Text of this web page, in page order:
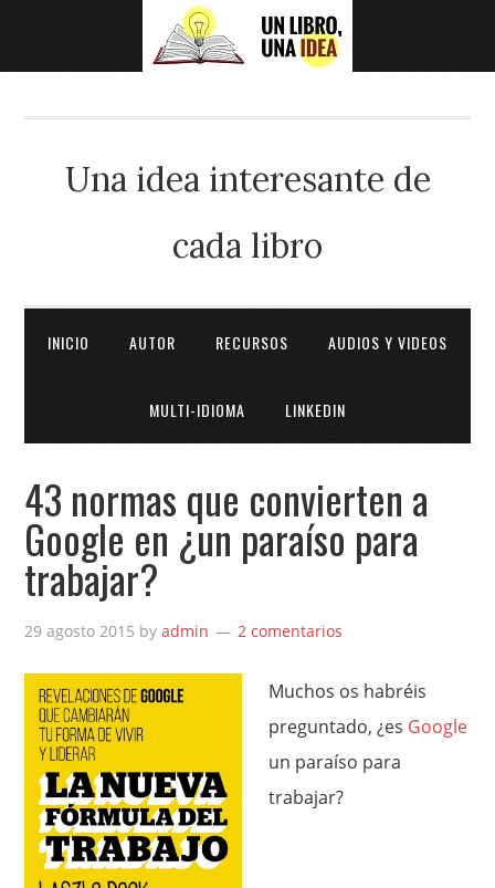
Una idea interesante de
cada libro
INICIO AUTOR RECURSOS AUDIOS Y VIDEOS
MULTI-IDIOMA LINKEDIN
43 normas que convierten a
Google en ¿un paraíso para
trabajar?
29 agosto 2015 byadmin 2 comentarios
Muchos os habréis
preguntado, ¿es Google
un paraíso para
trabajar?